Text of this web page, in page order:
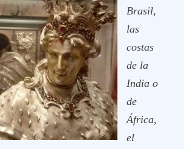
Brasil,
las
costas
de la
India o
de
África,
el